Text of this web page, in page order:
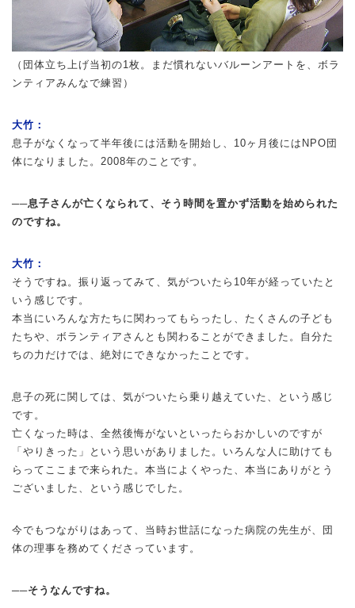
（団体立ち上げ当初の1枚。まだ慣れないバルーンアートを、ボラ
ンティアみんなで練習）
大竹：
息子がなくなって半年後には活動を開始し、10ヶ月後にはNPO団
体になりました。2008年のことです。
──息子さんが亡くなられて、そう時間を置かず活動を始められた
のですね。
大竹：
そうですね。振り返ってみて、気がついたら10年が経っていたと
いう感じです。
本当にいろんな方たちに関わってもらったし、たくさんの子ども
たちや、ボランティアさんとも関わることができました。自分た
ちの力だけでは、絶対にできなかったことです。
息子の死に関しては、気がついたら乗り越えていた、という感じ
です。
亡くなった時は、全然後悔がないといったらおかしいのですが
「やりきった」という思いがありました。いろんな人に助けても
らってここまで来られた。本当によくやった、本当にありがとう
ございました、という感じでした。
今でもつながりはあって、当時お世話になった病院の先生が、団
体の理事を務めてくださっています。
──そうなんですね。